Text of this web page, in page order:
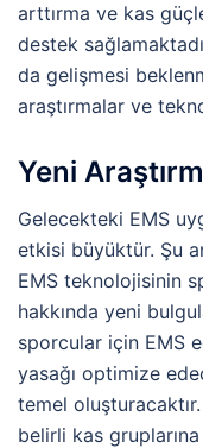
arttırma ve kas
destek
da gelişmesi
araştırmalar ve
Yeni
Gelecekteki EMS
etkisi büyüktür. Şu
EMS teknolojisinin
hakkında yeni
sporcular için EMS
yasağı optimize
temel
belirli kas